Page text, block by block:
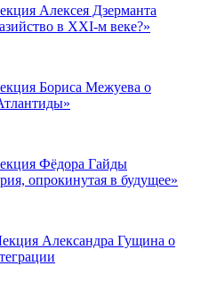
Алексея Дзерманта
в XXI-м веке?»
Бориса Межуева о
Фёдора Гайды
опрокинутая в будущее»
Александра Гущина о